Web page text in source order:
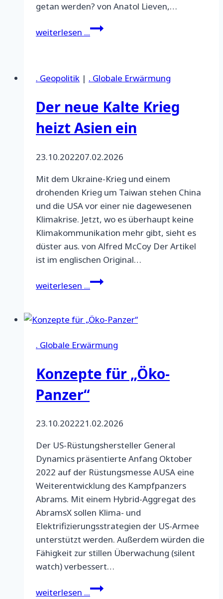
getan werden? von Anatol Lieven,…
weiterlesen ...US-
TP
. Geopolitik | . Globale Erwärmung
Der neue Kalte Krieg
heizt Asien ein
23.10.202207.02.2026
Mit dem Ukraine-Krieg und einem
drohenden Krieg um Taiwan stehen China
und die USA vor einer nie dagewesenen
Klimakrise. Jetzt, wo es überhaupt keine
Klimakommunikation mehr gibt, sieht es
düster aus. von Alfred McCoy Der Artikel
ist im englischen Original…
weiterlesen ...Der
Krieg
Asien
. Globale Erwärmung
Konzepte für „Öko-
Panzer“
23.10.202221.02.2026
Der US-Rüstungshersteller General
Dynamics präsentierte Anfang Oktober
2022 auf der Rüstungsmesse AUSA eine
Weiterentwicklung des Kampfpanzers
Abrams. Mit einem Hybrid-Aggregat des
AbramsX sollen Klima- und
Elektrifizierungsstrategien der US-Armee
unterstützt werden. Außerdem würden die
Fähigkeit zur stillen Überwachung (silent
watch) verbessert…
weiterlesen ...Konzepte